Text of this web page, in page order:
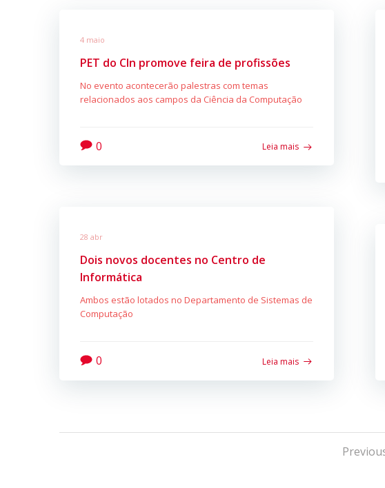
4 maio
PET do CIn promove feira de profissões
No evento acontecerão palestras com temas
relacionados aos campos da Ciência da Computação
0 Leia mais
28 abr
Dois novos docentes no Centro de
Informática
Ambos estão lotados no Departamento de Sistemas de
Computação
0 Leia mais